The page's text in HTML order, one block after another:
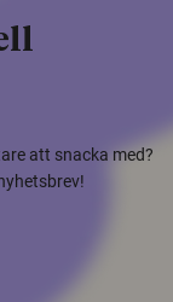
att snacka med?